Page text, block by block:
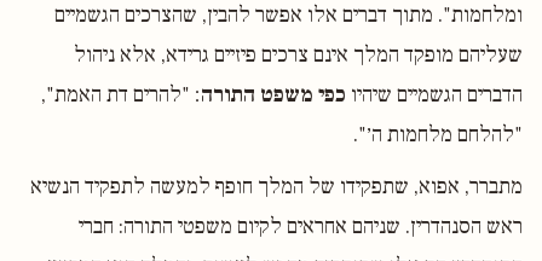
ומלחמות". מתוך דברים אלו אפשר להבין, שהצרכים הגשמיים
שעליהם מופקד המלך אינם צרכים פיזיים גרידא, אלא ניהול
הדברים הגשמיים שיהיו כפי משפט התורה׃ "להרים דת האמת",
"להלחם מלחמות ה׳".
מתברר, אפוא, שתפקידו של המלך חופף למעשה לתפקיד הנשיא
ראש הסנהדרין. שניהם אחראים לקיום משפטי התורה: חברי